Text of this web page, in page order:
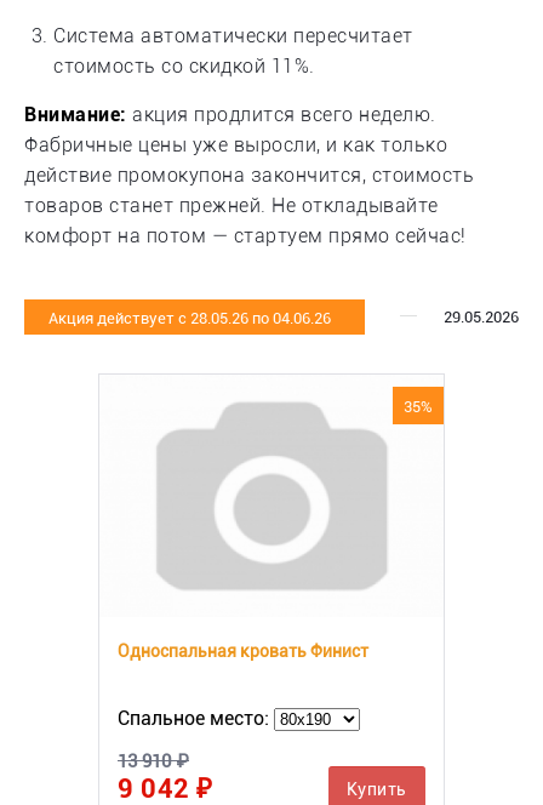
Система автоматически пересчитает
стоимость со скидкой 11%.
Внимание: акция продлится всего неделю.
Фабричные цены уже выросли, и как только
действие промокупона закончится, стоимость
товаров станет прежней. Не откладывайте
комфорт на потом — стартуем прямо сейчас!
Акция действует с 28.05.26 по 04.06.26 29.05.2026
35%
Односпальная кровать Финист
Спальное место:
13 910 ₽
9 042 ₽ Купить